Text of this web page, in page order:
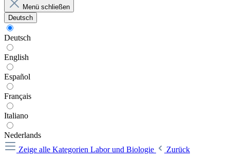
Menü schließen
Deutsch
Deutsch
English
Español
Français
Italiano
Nederlands
Zeige alle Kategorien Labor und Biologie
Zurück